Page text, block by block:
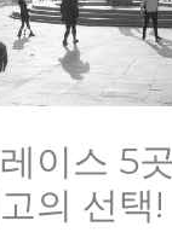
이스 5
의 선택!